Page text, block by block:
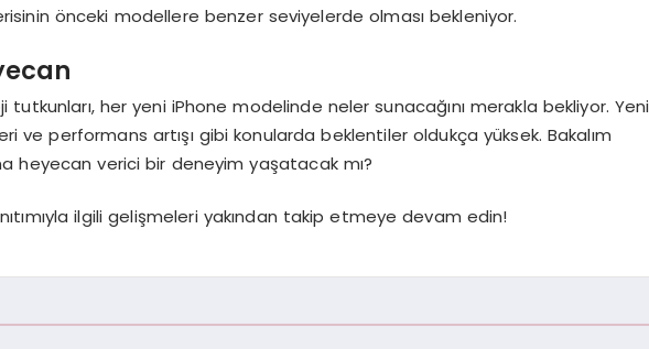
önceki modellere benzer seviyelerde olması bekleniyor.
tutkunları, her yeni iPhone modelinde neler sunacağını merakla bekliyor. Yeni
ve performans artışı gibi konularda beklentiler oldukça yüksek. Bakalım
heyecan verici bir deneyim yaşatacak mı?
ilgili gelişmeleri yakından takip etmeye devam edin!